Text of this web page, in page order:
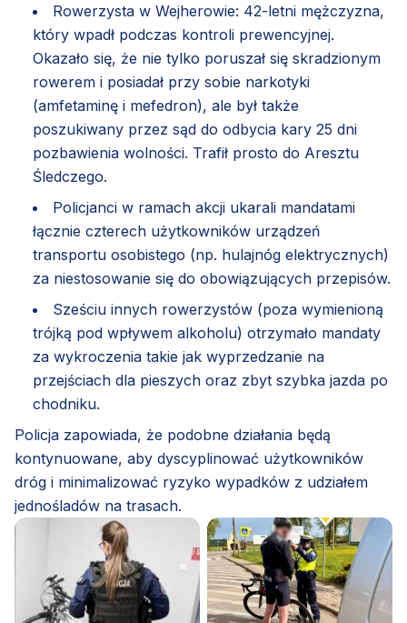
Rowerzysta w Wejherowie: 42-letni mężczyzna,
który wpadł podczas kontroli prewencyjnej.
Okazało się, że nie tylko poruszał się skradzionym
rowerem i posiadał przy sobie narkotyki
(amfetaminę i mefedron), ale był także
poszukiwany przez sąd do odbycia kary 25 dni
pozbawienia wolności. Trafił prosto do Aresztu
Śledczego.
Policjanci w ramach akcji ukarali mandatami
łącznie czterech użytkowników urządzeń
transportu osobistego (np. hulajnóg elektrycznych)
za niestosowanie się do obowiązujących przepisów.
Sześciu innych rowerzystów (poza wymienioną
trójką pod wpływem alkoholu) otrzymało mandaty
za wykroczenia takie jak wyprzedzanie na
przejściach dla pieszych oraz zbyt szybka jazda po
chodniku.
Policja zapowiada, że podobne działania będą
kontynuowane, aby dyscyplinować użytkowników
dróg i minimalizować ryzyko wypadków z udziałem
jednośladów na trasach.